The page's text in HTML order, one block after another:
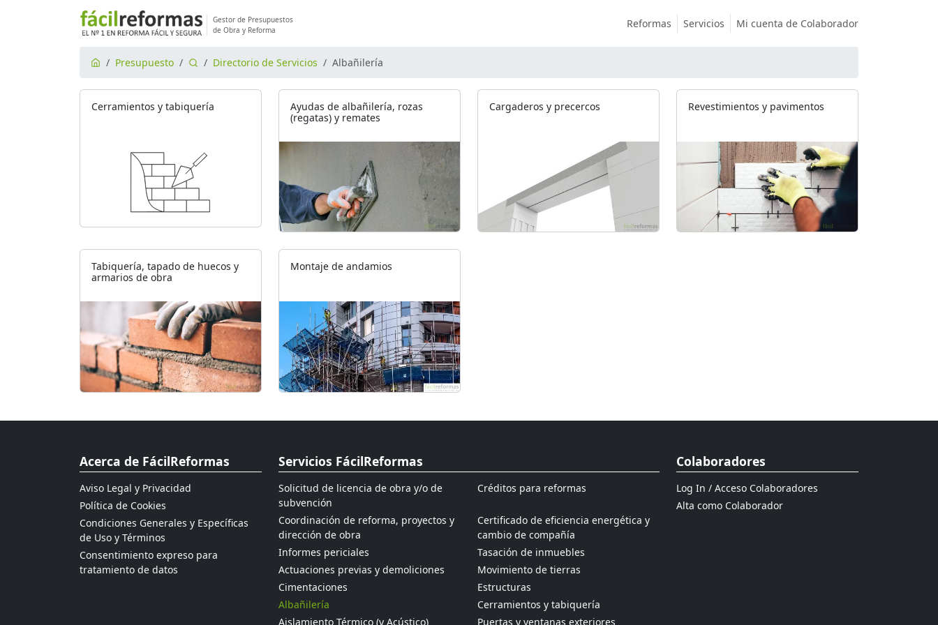
Gestor de Presupuestos
de Obra y Reforma
Reformas Servicios Mi cuenta de Colaborador
Presupuesto Directorio de Servicios Albañilería
Cerramientos y tabiquería
Ayudas de albañilería, rozas
(regatas) y remates
Cargaderos y precercos Revestimientos y pavimentos
Tabiquería, tapado de huecos y
armarios de obra
Montaje de andamios
Acerca de FácilReformas
Aviso Legal y Privacidad
Política de Cookies
Condiciones Generales y Específicas
de Uso y Términos
Consentimiento expreso para
tratamiento de datos
Servicios FácilReformas
Solicitud de licencia de obra y/o de
subvención
Créditos para reformas
Coordinación de reforma, proyectos y
dirección de obra
Certificado de eficiencia energética y
cambio de compañía
Informes periciales
Tasación de inmuebles
Actuaciones previas y demoliciones
Movimiento de tierras
Cimentaciones
Estructuras
Albañilería
Cerramientos y tabiquería
Aislamiento Térmico (y Acústico)
Puertas y ventanas exteriores
Colaboradores
Log In / Acceso Colaboradores
Alta como Colaborador